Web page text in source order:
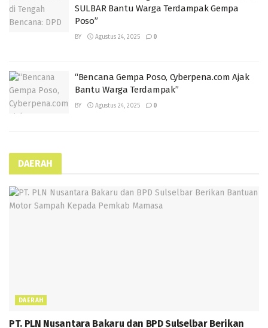
SULBAR Bantu Warga Terdampak Gempa
Poso”
BY Agustus 24, 2025 0
“Bencana Gempa Poso, Cyberpena.com Ajak
Bantu Warga Terdampak”
BY Agustus 24, 2025 0
DAERAH
DAERAH
PT. PLN Nusantara Bakaru dan BPD Sulselbar Berikan